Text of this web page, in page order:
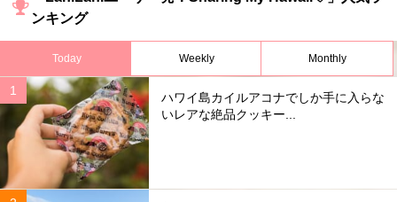
ンキング
Today Weekly Monthly
ハワイ島カイルアコナでしか手に入らな
いレアな絶品クッキー...